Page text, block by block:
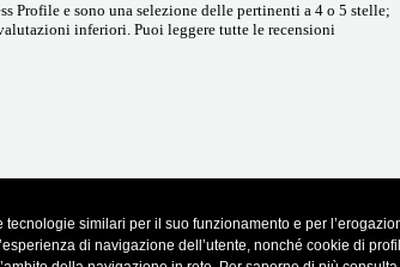
tecnologie similari per il suo funzionamento e per
di navigazione dell’utente, nonché cookie di
Profile e sono una selezione delle pertinenti a 4 o 5 stelle;
inferiori. Puoi leggere tutte le recensioni
closed.